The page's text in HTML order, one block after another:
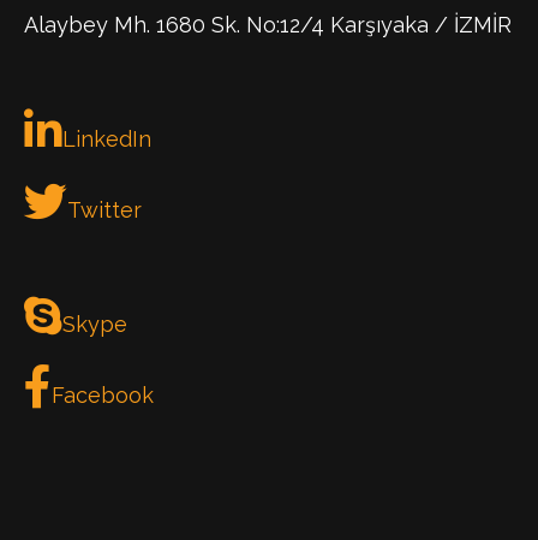
Alaybey Mh. 1680 Sk. No:12/4 Karşıyaka / İZMİR
LinkedIn
Twitter
Skype
Facebook